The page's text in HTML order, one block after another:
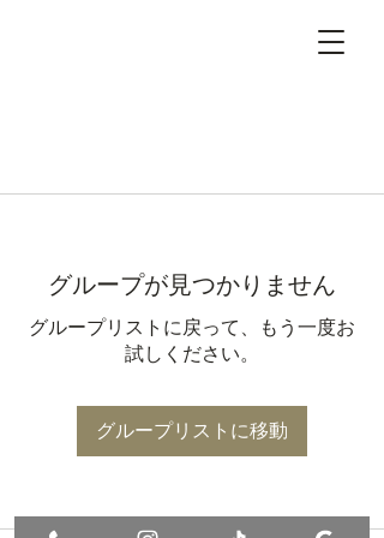
グループが見つかりません
グループリストに戻って、もう一度お
試しください。
グループリストに移動